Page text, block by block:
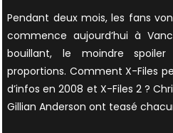
Pendant deux mois, les fans
commence aujourd’hui à
bouillant, le moindre
proportions. Comment X-Files
d’infos en 2008 et X-Files 2 ?
Gillian Anderson ont teasé